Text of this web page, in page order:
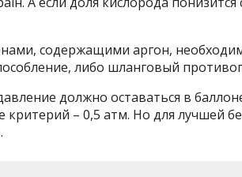
содержащими аргон,
либо шланговый
должно оставаться в
критерий – 0,5 атм. Но для лучшей